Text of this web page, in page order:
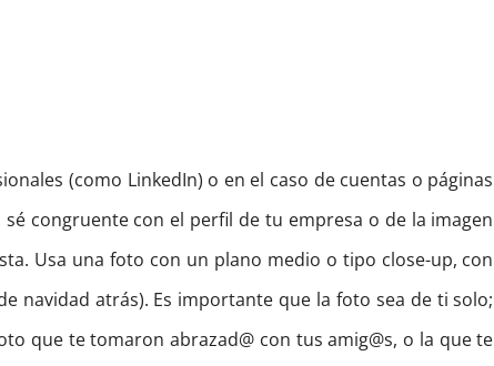
(como LinkedIn) o en el caso de cuentas o páginas
congruente con el perfil de tu empresa o de la imagen
Usa una foto con un plano medio o tipo close-up, con
navidad atrás). Es importante que la foto sea de ti solo;
que te tomaron abrazad@ con tus amig@s, o la que te